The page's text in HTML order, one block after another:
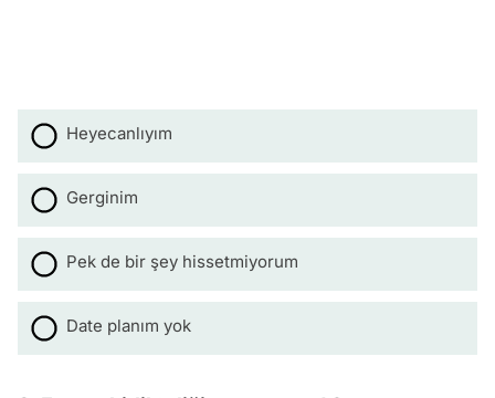
Heyecanlıyım
Gerginim
Pek de bir şey hissetmiyorum
Date planım yok